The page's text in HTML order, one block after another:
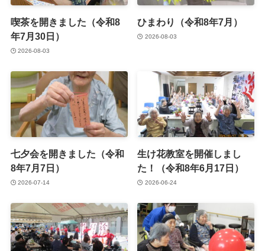
喫茶を開きました（令和8
年7月30日）
2026-08-03
ひまわり（令和8年7月）
2026-08-03
七夕会を開きました（令和
8年7月7日）
2026-07-14
生け花教室を開催しまし
た！（令和8年6月17日）
2026-06-24